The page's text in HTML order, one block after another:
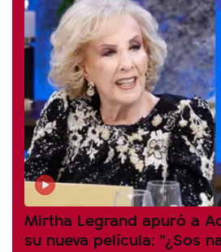
Mirtha Legrand apuró a
su nueva película: "¿Sos